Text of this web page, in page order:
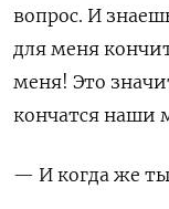
вопрос. И
для меня
меня! Это
кончатся наши
— И когда же ты